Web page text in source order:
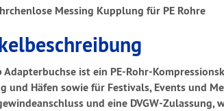
Messing Kupplung für PE Rohre
Adapterbuchse ist ein PE-Rohr-
und Häfen sowie für Festivals, Events und
und eine DVGW-Zulassung,